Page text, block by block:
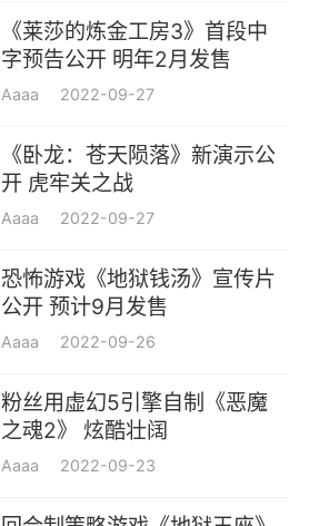
《莱莎的炼金工房3》首段中
字预告公开 明年2月发售
Aaaa 2022-09-27
《卧龙：苍天陨落》新演示公
开 虎牢关之战
Aaaa 2022-09-27
恐怖游戏《地狱钱汤》宣传片
公开 预计9月发售
Aaaa 2022-09-26
粉丝用虚幻5引擎自制《恶魔
之魂2》 炫酷壮阔
Aaaa 2022-09-23